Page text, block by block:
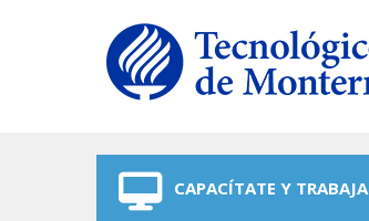
CAPACÍTATE Y TRABAJA